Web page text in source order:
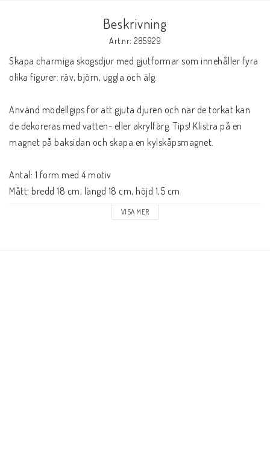
Beskrivning
Art.nr: 285929
Skapa charmiga skogsdjur med gjutformar som innehåller fyra
olika figurer: räv, björn, uggla och älg.
Använd modellgips för att gjuta djuren och när de torkat kan
de dekoreras med vatten- eller akrylfärg. Tips! Klistra på en
magnet på baksidan och skapa en kylskåpsmagnet.
Antal: 1 form med 4 motiv
Mått: bredd 18 cm, längd 18 cm, höjd 1,5 cm
Material: PET
Uppfyller Upphandlingsmyndighetens krav för Giftfri Förskola
VISA MER